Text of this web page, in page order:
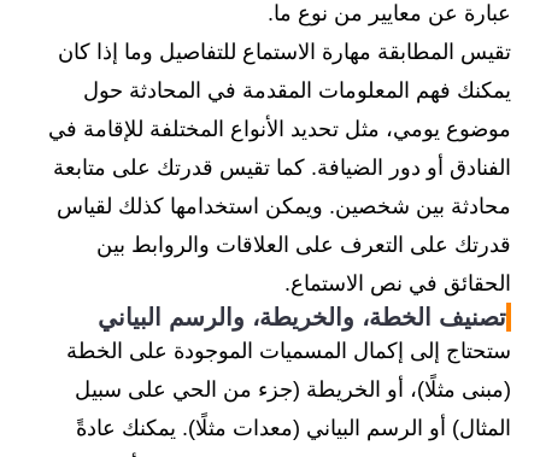
عبارة عن معايير من نوع ما.
تقيس المطابقة مهارة الاستماع للتفاصيل وما إذا كان
يمكنك فهم المعلومات المقدمة في المحادثة حول
موضوع يومي، مثل تحديد الأنواع المختلفة للإقامة في
الفنادق أو دور الضيافة. كما تقيس قدرتك على متابعة
محادثة بين شخصين. ويمكن استخدامها كذلك لقياس
قدرتك على التعرف على العلاقات والروابط بين
الحقائق في نص الاستماع.
تصنيف الخطة، والخريطة، والرسم البياني
ستحتاج إلى إكمال المسميات الموجودة على الخطة
(مبنى مثلًا)، أو الخريطة (جزء من الحي على سبيل
المثال) أو الرسم البياني (معدات مثلًا). يمكنك عادةً